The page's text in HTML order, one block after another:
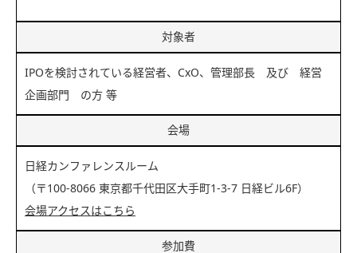
対象者
IPOを検討されている経営者、CxO、管理部長 及び 経営
企画部門 の方 等
会場
日経カンファレンスルーム
（〒100-8066 東京都千代田区大手町1-3-7 日経ビル6F）
会場アクセスはこちら
参加費